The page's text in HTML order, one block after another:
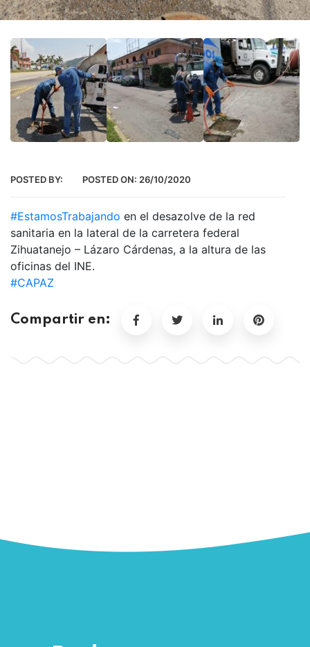
POSTED BY: POSTED ON: 26/10/2020
#EstamosTrabajando en el desazolve de la red
sanitaria en la lateral de la carretera federal
Zihuatanejo – Lázaro Cárdenas, a la altura de las
oficinas del INE.
#CAPAZ
Compartir en: